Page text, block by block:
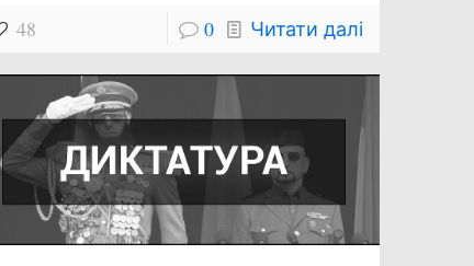
48 0 Читати далі